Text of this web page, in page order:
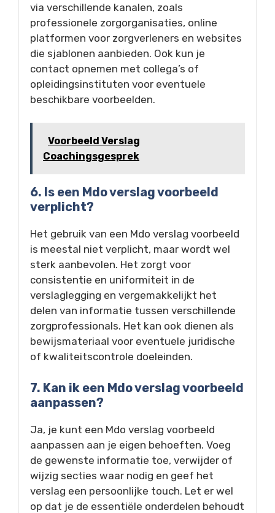
via verschillende kanalen, zoals
professionele zorgorganisaties, online
platformen voor zorgverleners en websites
die sjablonen aanbieden. Ook kun je
contact opnemen met collega’s of
opleidingsinstituten voor eventuele
beschikbare voorbeelden.
Voorbeeld Verslag
Coachingsgesprek
6. Is een Mdo verslag voorbeeld
verplicht?
Het gebruik van een Mdo verslag voorbeeld
is meestal niet verplicht, maar wordt wel
sterk aanbevolen. Het zorgt voor
consistentie en uniformiteit in de
verslaglegging en vergemakkelijkt het
delen van informatie tussen verschillende
zorgprofessionals. Het kan ook dienen als
bewijsmateriaal voor eventuele juridische
of kwaliteitscontrole doeleinden.
7. Kan ik een Mdo verslag voorbeeld
aanpassen?
Ja, je kunt een Mdo verslag voorbeeld
aanpassen aan je eigen behoeften. Voeg
de gewenste informatie toe, verwijder of
wijzig secties waar nodig en geef het
verslag een persoonlijke touch. Let er wel
op dat je de essentiële onderdelen behoudt